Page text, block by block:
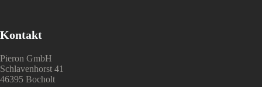
Kontakt
Pieron GmbH
Schlavenhorst 41
46395 Bocholt